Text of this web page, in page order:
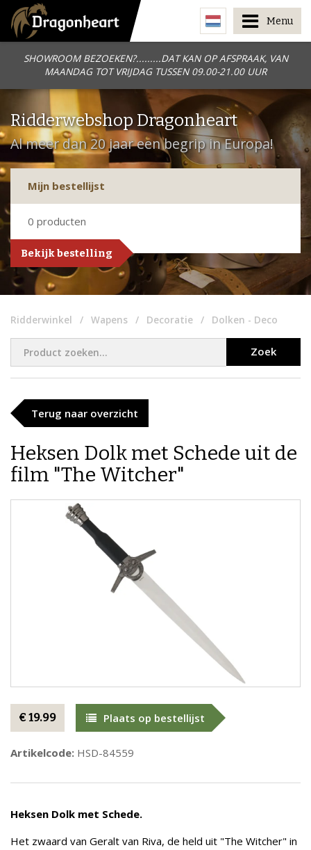
SHOWROOM BEZOEKEN?.........DAT KAN OP AFSPRAAK, VAN
MAANDAG TOT VRIJDAG TUSSEN 09.00-21.00 UUR
Menu
Ridderwebshop Dragonheart
Al meer dan 20 jaar een begrip in Europa!
Mijn bestellijst
0 producten
Bekijk bestelling
Ridderwinkel Wapens Decoratie Dolken - Deco
Zoek
Terug naar overzicht
Heksen Dolk met Schede uit de
film "The Witcher"
€ 19.99 Plaats op bestellijst
Artikelcode: HSD-84559
Heksen Dolk met Schede.
Het zwaard van Geralt van Riva, de held uit "The Witcher" in